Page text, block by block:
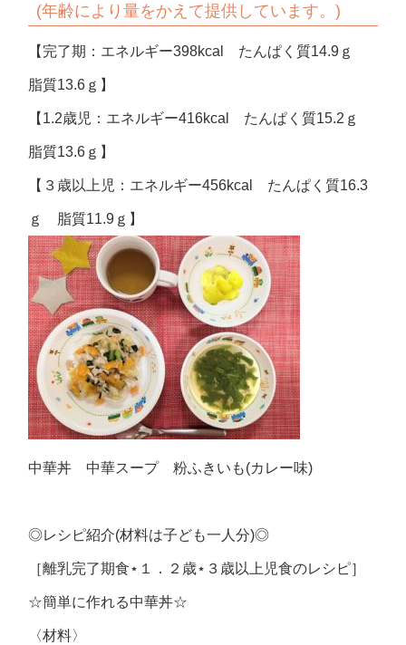
(年齢により量をかえて提供しています。)
【完了期：エネルギー398kcal たんぱく質14.9ｇ
脂質13.6ｇ】
【1.2歳児：エネルギー416kcal たんぱく質15.2ｇ
脂質13.6ｇ】
【３歳以上児：エネルギー456kcal たんぱく質16.3
ｇ 脂質11.9ｇ】
中華丼 中華スープ 粉ふきいも(カレー味)
◎レシピ紹介(材料は子ども一人分)◎
［離乳完了期食⋆１．２歳⋆３歳以上児食のレシピ］
☆簡単に作れる中華丼☆
〈材料〉